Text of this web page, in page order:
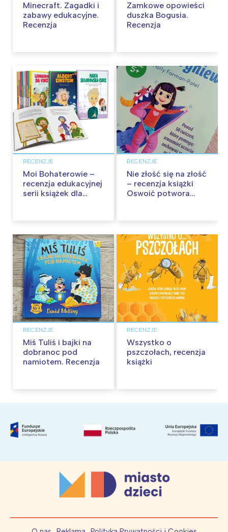
Minecraft. Zagadki i
zabawy edukacyjne.
Recenzja
Zamkowe opowieści
duszka Bogusia.
Recenzja
RECENZJE
Moi Bohaterowie –
recenzja edukacyjnej
serii książek dla
RECENZJE
Nie złość się na złość
– recenzja książki
Oswoić potwora
RECENZJE
Miś Tuliś i bajki na
dobranoc pod
namiotem. Recenzja
RECENZJE
Wszystko o
pszczołach, recenzja
książki